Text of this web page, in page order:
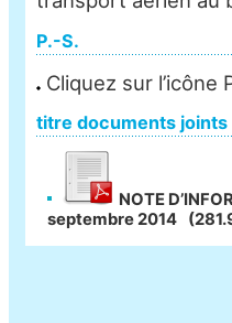
P.-S.
Cliquez sur
titre documents joints
NOTE
septembre 2014